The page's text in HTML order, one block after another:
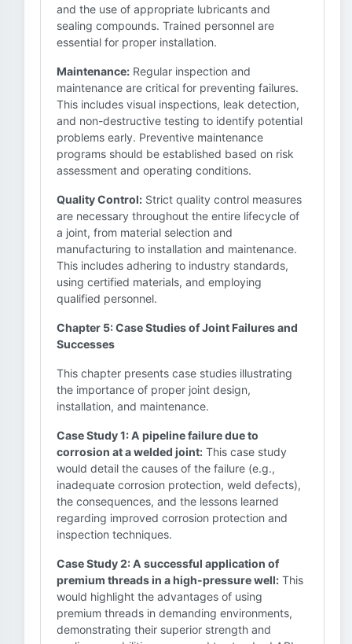
and the use of appropriate lubricants and
sealing compounds. Trained personnel are
essential for proper installation.
Maintenance: Regular inspection and
maintenance are critical for preventing failures.
This includes visual inspections, leak detection,
and non-destructive testing to identify potential
problems early. Preventive maintenance
programs should be established based on risk
assessment and operating conditions.
Quality Control: Strict quality control measures
are necessary throughout the entire lifecycle of
a joint, from material selection and
manufacturing to installation and maintenance.
This includes adhering to industry standards,
using certified materials, and employing
qualified personnel.
Chapter 5: Case Studies of Joint Failures and
Successes
This chapter presents case studies illustrating
the importance of proper joint design,
installation, and maintenance.
Case Study 1: A pipeline failure due to
corrosion at a welded joint: This case study
would detail the causes of the failure (e.g.,
inadequate corrosion protection, weld defects),
the consequences, and the lessons learned
regarding improved corrosion protection and
inspection techniques.
Case Study 2: A successful application of
premium threads in a high-pressure well: This
would highlight the advantages of using
premium threads in demanding environments,
demonstrating their superior strength and